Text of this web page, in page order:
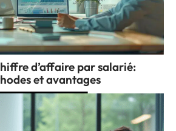
d’affaire par salarié:
et avantages